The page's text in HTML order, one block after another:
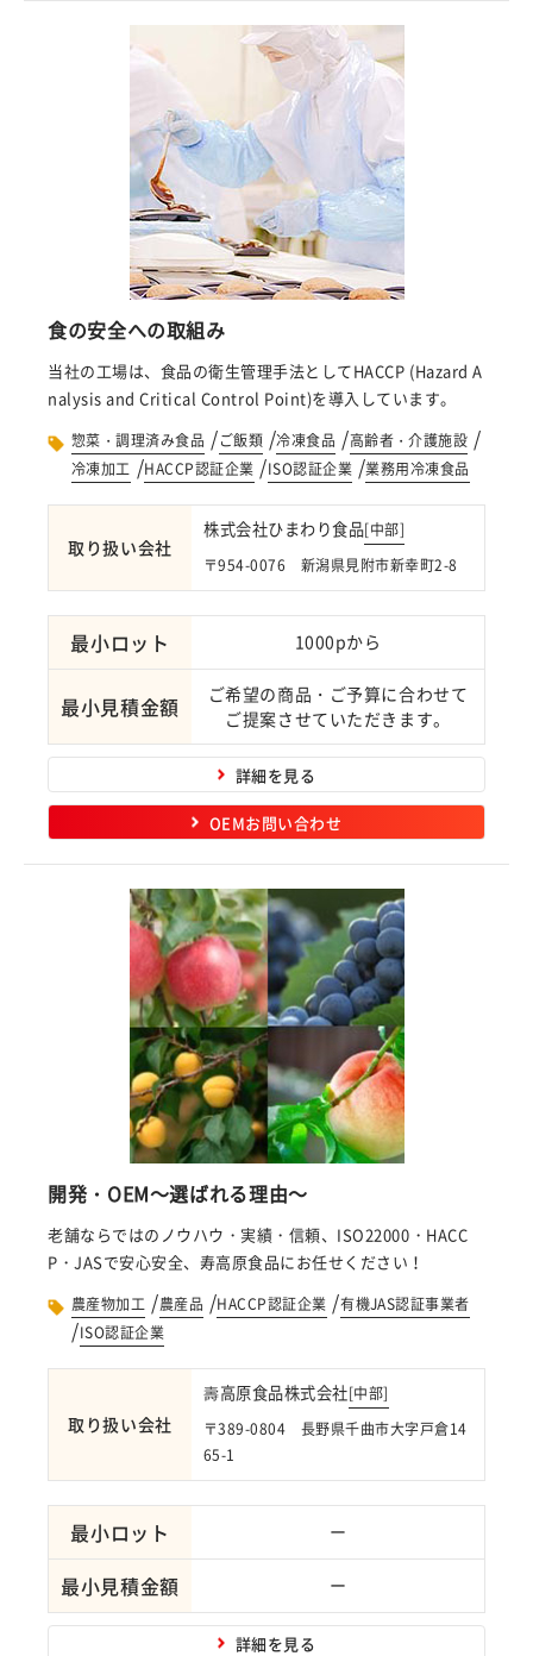
食の安全への取組み
当社の工場は、食品の衛生管理手法としてHACCP (Hazard A
nalysis and Critical Control Point)を導入しています。
惣菜・調理済み食品 /ご飯類 /冷凍食品 /高齢者・介護施設 /
冷凍加工 /HACCP認証企業 /ISO認証企業 /業務用冷凍食品
取り扱い会社
株式会社ひまわり食品[中部]
〒954-0076 新潟県見附市新幸町2-8
最小ロット 1000pから
最小見積金額
ご希望の商品・ご予算に合わせて
ご提案させていただきます。
詳細を見る
OEMお問い合わせ
開発・OEM～選ばれる理由～
老舗ならではのノウハウ・実績・信頼、ISO22000・HACC
P・JASで安心安全、寿高原食品にお任せください！
農産物加工 /農産品 /HACCP認証企業 /有機JAS認証事業者
/ISO認証企業
取り扱い会社
壽高原食品株式会社[中部]
〒389-0804 長野県千曲市大字戸倉14
65-1
最小ロット ー
最小見積金額 ー
詳細を見る